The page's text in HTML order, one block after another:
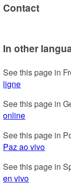
Contact
In other
See this page in
ligne
See this page in
online
See this page in
Paz ao vivo
See this page in
en vivo